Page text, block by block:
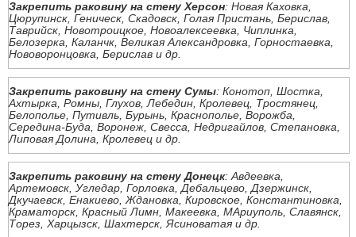
Закрепить раковину на стену Херсон: Новая Каховка,
Цюрупинск, Геническ, Скадовск, Голая Пристань, Берислав,
Таврийск, Новотроицкое, Новоалексеевка, Чиплинка,
Белозерка, Каланчк, Великая Александровка, Горностаевка,
Нововоронцовка, Берислав и др.
Закрепить раковину на стену Сумы: Конотоп, Шостка,
Ахтырка, Ромны, Глухов, Лебедин, Кролевец, Тростянец,
Белополье, Путивль, Бурынь, Краснополье, Ворожба,
Середина-Буда, Воронеж, Свесса, Недригайлов, Степановка,
Липовая Долина, Кролевец и др.
Закрепить раковину на стену Донецк: Авдеевка,
Артемовск, Угледар, Горловка, Дебальцево, Дзержинск,
Дкучаевск, Енакиево, Ждановка, Кировское, Константиновка,
Краматорск, Красный Лимн, Макеевка, МАриуполь, Славянск,
Торез, Харцызск, Шахтерск, Ясиноватая и др.